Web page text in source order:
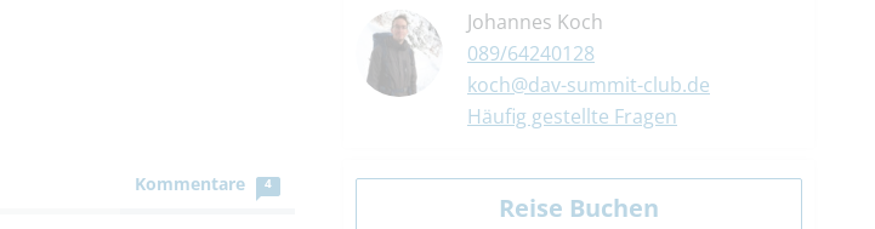
Kommentare 4
Johannes Koch
089/64240128
koch@dav-summit-club.de
Häufig gestellte Fragen